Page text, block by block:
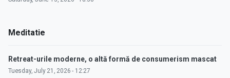
Meditatie
Retreat-urile moderne, o altă formă de consumerism mascat
Tuesday, July 21, 2026 - 12:27